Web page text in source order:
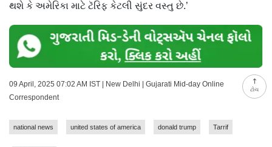
ટોચ
થશે કે અમેરિકા માટે ટૅરિફ કેટલી સુંદર વસ્તુ છે.’
09 April, 2025 07:02 AM IST | New Delhi | Gujarati Mid-day Online
Correspondent
national news united states of america donald trump Tarrif